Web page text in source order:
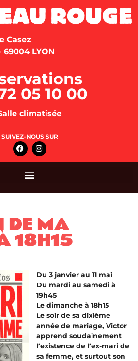
Casez
69004 LYON
05 10 00
climatisée
SUIVEZ-NOUS SUR
DE MA
18H15
Du 3 janvier au 11 mai
Du mardi au samedi à
19h45
Le dimanche à 18h15
Le soir de sa dixième
année de mariage, Victor
apprend soudainement
l’existence de l’ex-mari de
sa femme, et surtout son